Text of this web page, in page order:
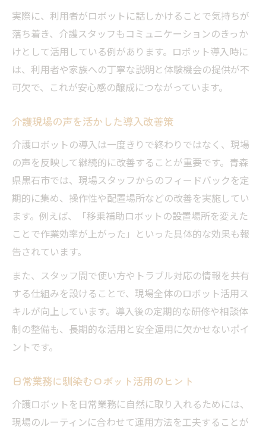
実際に、利用者がロボットに話しかけることで気持ちが
落ち着き、介護スタッフもコミュニケーションのきっか
けとして活用している例があります。ロボット導入時に
は、利用者や家族への丁寧な説明と体験機会の提供が不
可欠で、これが安心感の醸成につながっています。
介護現場の声を活かした導入改善策
介護ロボットの導入は一度きりで終わりではなく、現場
の声を反映して継続的に改善することが重要です。青森
県黒石市では、現場スタッフからのフィードバックを定
期的に集め、操作性や配置場所などの改善を実施してい
ます。例えば、「移乗補助ロボットの設置場所を変えた
ことで作業効率が上がった」といった具体的な効果も報
告されています。
また、スタッフ間で使い方やトラブル対応の情報を共有
する仕組みを設けることで、現場全体のロボット活用ス
キルが向上しています。導入後の定期的な研修や相談体
制の整備も、長期的な活用と安全運用に欠かせないポイ
ントです。
日常業務に馴染むロボット活用のヒント
介護ロボットを日常業務に自然に取り入れるためには、
現場のルーティンに合わせて運用方法を工夫することが